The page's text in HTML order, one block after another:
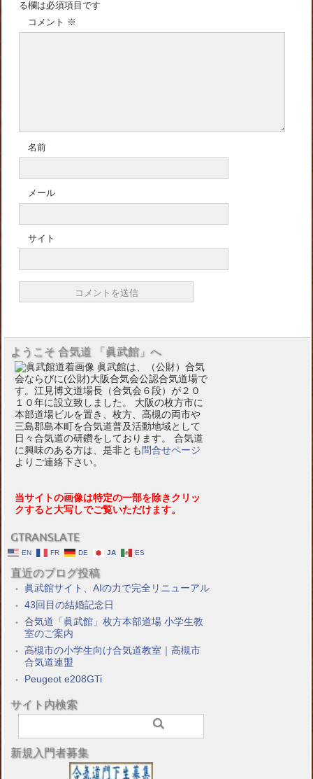
る欄は必須項目です
コメント ※
名前
メール
サイト
ようこそ 合気道 「眞武館」へ
眞武館は、（公財）合気
会ならびに(公財)大阪合気会公認合気道場で
す。江見博文道場長（合気会６段）が２０
１０年に設立致しました。 大阪の枚方市に
本部道場ビルを置き、枚方、高槻の両市や
三島郡島本町を合気道普及活動地域として
日々合気道の研鑽をしております。 合気道
に興味のある方は、是非とも 問合せページ
よりご連絡下さい。
当サイトの画像は特定の一部を除きクリッ
クすると大写しでご覧いただけます。
GTRANSLATE
EN FR DE JA ES
直近のブログ投稿
眞武館サイト、AIの力で完全リニューアル
43回目の結婚記念日
合気道「眞武館」枚方本部道場 小学生教
室のご案内
高槻市の小学生向け合気道教室｜高槻市
合気道連盟
Peugeot e208GTi
サイト内検索
新規入門者募集